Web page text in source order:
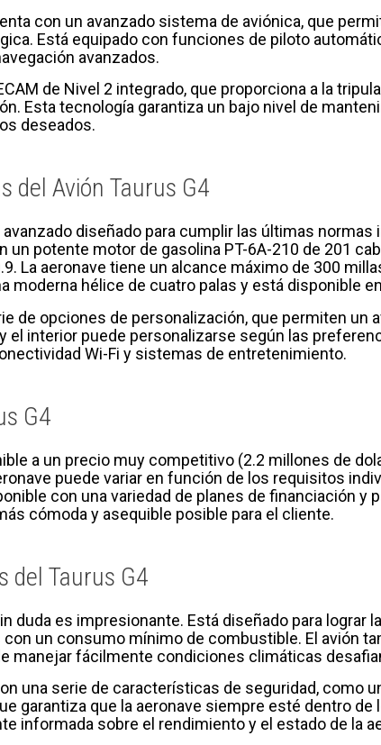
con un avanzado sistema de aviónica, que
Está equipado con funciones de piloto
avanzados.
de Nivel 2 integrado, que proporciona a la
Esta tecnología garantiza un bajo nivel de
deseados.
del Avión Taurus G4
avanzado diseñado para cumplir las últimas
un potente motor de gasolina PT-6A-210 de 201
La aeronave tiene un alcance máximo de 300
moderna hélice de cuatro palas y está disponible
de opciones de personalización, que permiten un
el interior puede personalizarse según las
Wi-Fi y sistemas de entretenimiento.
G4
a un precio muy competitivo (2.2 millones de
puede variar en función de los requisitos
con una variedad de planes de financiación y
cómoda y asequible posible para el cliente.
del Taurus G4
duda es impresionante. Está diseñado para lograr
un consumo mínimo de combustible. El avión
manejar fácilmente condiciones climáticas
una serie de características de seguridad, como
garantiza que la aeronave siempre esté dentro
informada sobre el rendimiento y el estado de la